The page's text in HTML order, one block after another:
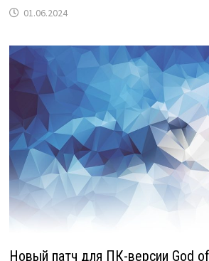
01.06.2024
Новый патч для ПК-версии God